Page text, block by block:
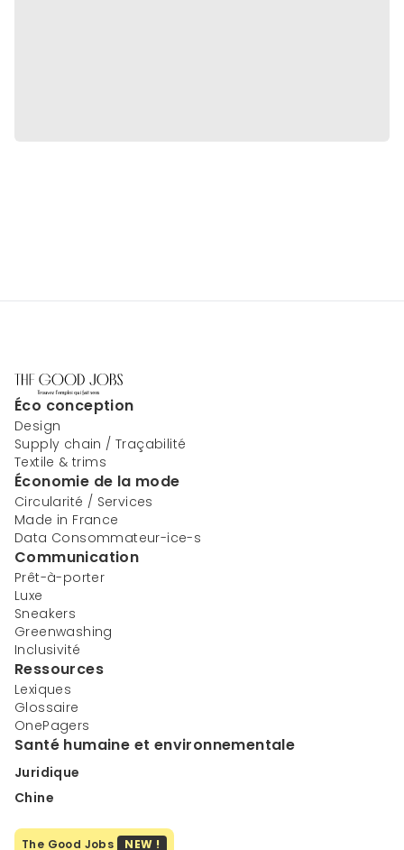
Éco conception
Design
Supply chain / Traçabilité
Textile & trims
Économie de la mode
Circularité / Services
Made in France
Data Consommateur-ice-s
Communication
Prêt-à-porter
Luxe
Sneakers
Greenwashing
Inclusivité
Ressources
Lexiques
Glossaire
OnePagers
Santé humaine et environnementale
Juridique
Chine
The Good Jobs NEW !